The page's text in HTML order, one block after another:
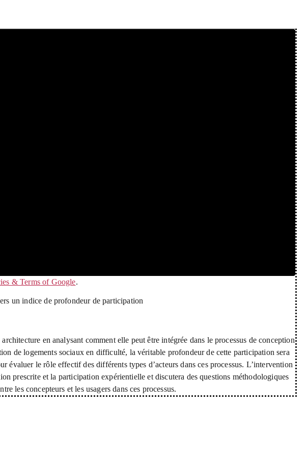
& Terms of Google.
un indice de profondeur de participation
en analysant comment elle peut être intégrée dans le processus de conception
de logements sociaux en difficulté, la véritable profondeur de cette participation sera
évaluer le rôle effectif des différents types d’acteurs dans ces processus. L’intervention
prescrite et la participation expérientielle et discutera des questions méthodologiques
les concepteurs et les usagers dans ces processus.